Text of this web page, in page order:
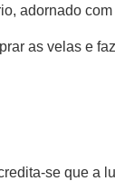
adornado
as velas e
se que a